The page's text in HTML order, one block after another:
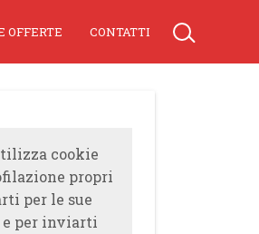
OFFERTE CONTATTI
cookie
propri
per le sue
per inviarti